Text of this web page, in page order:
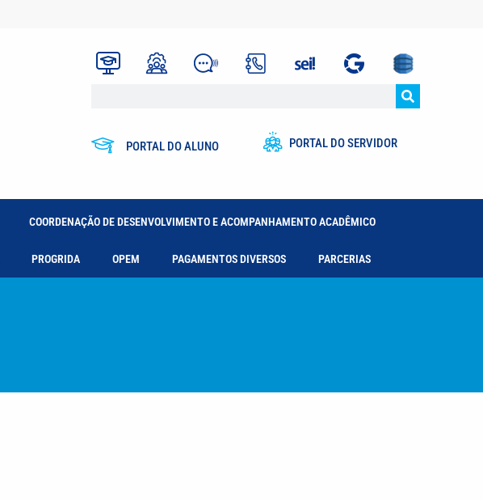
PORTAL DO ALUNO PORTAL DO SERVIDOR
COORDENAÇÃO DE DESENVOLVIMENTO E ACOMPANHAMENTO ACADÊMICO
PROGRIDA OPEM PAGAMENTOS DIVERSOS PARCERIAS